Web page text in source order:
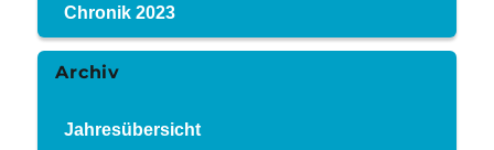
Chronik 2023
Archiv
Jahresübersicht